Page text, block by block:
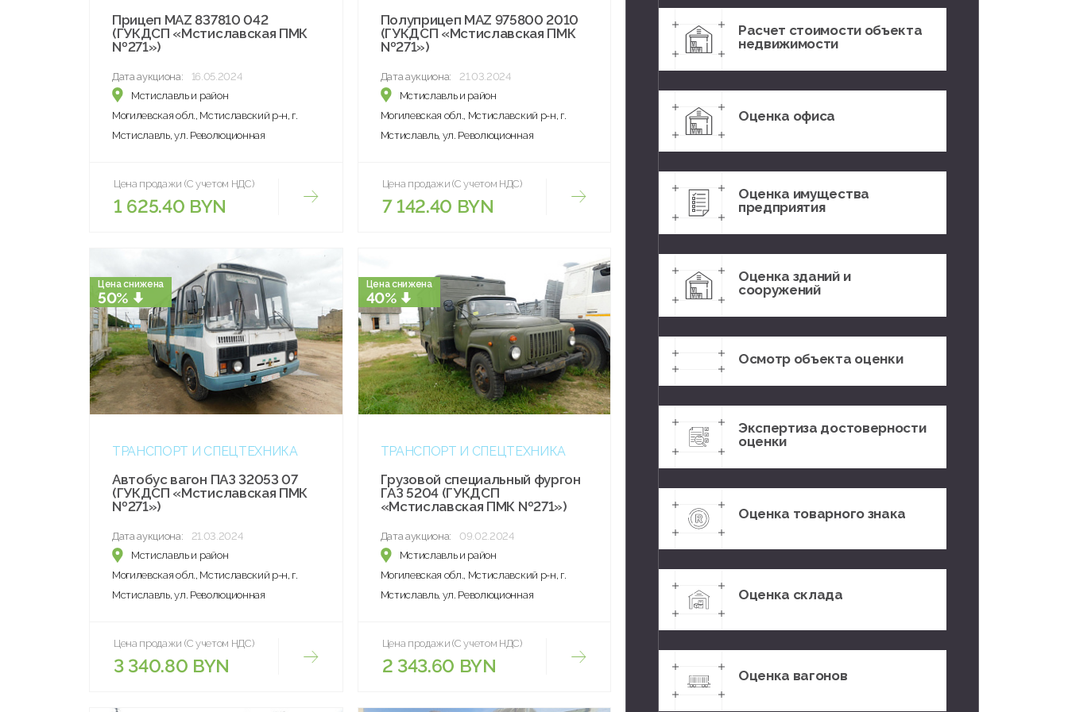
Прицеп MAZ 837810 042
(ГУКДСП «Мстиславская ПМК
№271»)
Дата аукциона:
16.05.2024
Мстиславль и район
Могилевская обл., Мстиславский р-н, г.
Мстиславль, ул. Революционная
Цена продажи (С учетом НДС)
1 625.40 BYN
Полуприцеп MAZ 975800 2010
(ГУКДСП «Мстиславская ПМК
№271»)
Дата аукциона:
21.03.2024
Мстиславль и район
Могилевская обл., Мстиславский р-н, г.
Мстиславль, ул. Революционная
Цена продажи (С учетом НДС)
7 142.40 BYN
Цена снижена
50%
ТРАНСПОРТ И СПЕЦТЕХНИКА
Автобус вагон ПАЗ 32053 07
(ГУКДСП «Мстиславская ПМК
№271»)
Дата аукциона:
21.03.2024
Мстиславль и район
Могилевская обл., Мстиславский р-н, г.
Мстиславль, ул. Революционная
Цена продажи (С учетом НДС)
3 340.80 BYN
Цена снижена
40%
ТРАНСПОРТ И СПЕЦТЕХНИКА
Грузовой специальный фургон
ГАЗ 5204 (ГУКДСП
«Мстиславская ПМК №271»)
Дата аукциона:
09.02.2024
Мстиславль и район
Могилевская обл., Мстиславский р-н, г.
Мстиславль, ул. Революционная
Цена продажи (С учетом НДС)
2 343.60 BYN
Расчет стоимости объекта
недвижимости
Оценка офиса
Оценка имущества
предприятия
Оценка зданий и
сооружений
Осмотр объекта оценки
Экспертиза достоверности
оценки
Оценка товарного знака
Оценка склада
Оценка вагонов